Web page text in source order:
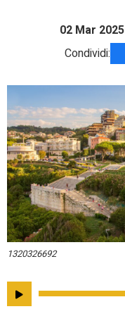
02 Mar 2025
Condividi:
1320326692